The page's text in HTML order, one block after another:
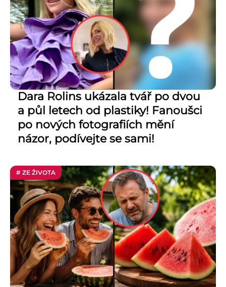
Dara Rolins ukázala tvář po dvou
a půl letech od plastiky! Fanoušci
po nových fotografiích mění
názor, podívejte se sami!
# ZE ŽIVOTA